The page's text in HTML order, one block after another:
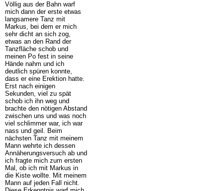
Völlig aus der Bahn warf
mich dann der erste etwas
langsamere Tanz mit
Markus, bei dem er mich
sehr dicht an sich zog,
etwas an den Rand der
Tanzfläche schob und
meinen Po fest in seine
Hände nahm und ich
deutlich spüren konnte,
dass er eine Erektion hatte.
Erst nach einigen
Sekunden, viel zu spät
schob ich ihn weg und
brachte den nötigen Abstand
zwischen uns und was noch
viel schlimmer war, ich war
nass und geil. Beim
nächsten Tanz mit meinem
Mann wehrte ich dessen
Annäherungsversuch ab und
ich fragte mich zum ersten
Mal, ob ich mit Markus in
die Kiste wollte. Mit meinem
Mann auf jeden Fall nicht.